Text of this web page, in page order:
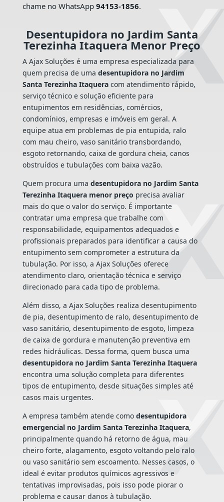
chame no WhatsApp 94153-1856.
Desentupidora no Jardim Santa
Terezinha Itaquera Menor Preço
A Ajax Soluções é uma empresa especializada para
quem precisa de uma desentupidora no Jardim
Santa Terezinha Itaqueracom atendimento rápido,
serviço técnico e solução eficiente para
entupimentos em residências, comércios,
condomínios, empresas e imóveis em geral. A
equipe atua em problemas de pia entupida, ralo
com mau cheiro, vaso sanitário transbordando,
esgoto retornando, caixa de gordura cheia, canos
obstruídos e tubulações com baixa vazão.
Quem procura uma desentupidora no Jardim Santa
Terezinha Itaquera menor preço precisa avaliar
mais do que o valor do serviço. É importante
contratar uma empresa que trabalhe com
responsabilidade, equipamentos adequados e
profissionais preparados para identificar a causa do
entupimento sem comprometer a estrutura da
tubulação. Por isso, a Ajax Soluções oferece
atendimento claro, orientação técnica e serviço
direcionado para cada tipo de problema.
Além disso, a Ajax Soluções realiza desentupimento
de pia, desentupimento de ralo, desentupimento de
vaso sanitário, desentupimento de esgoto, limpeza
de caixa de gordura e manutenção preventiva em
redes hidráulicas. Dessa forma, quem busca uma
desentupidora no Jardim Santa Terezinha Itaquera
encontra uma solução completa para diferentes
tipos de entupimento, desde situações simples até
casos mais urgentes.
A empresa também atende como desentupidora
emergencial no Jardim Santa Terezinha Itaquera,
principalmente quando há retorno de água, mau
cheiro forte, alagamento, esgoto voltando pelo ralo
ou vaso sanitário sem escoamento. Nesses casos, o
ideal é evitar produtos químicos agressivos e
tentativas improvisadas, pois isso pode piorar o
problema e causar danos à tubulação.